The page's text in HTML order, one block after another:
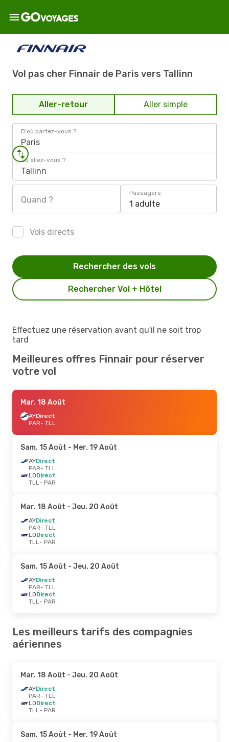
Vol pas cher Finnair de Paris vers Tallinn
Aller-retour Aller simple
D'où partez-vous ?
Paris
Où allez-vous ?
Tallinn
Quand ?
Passagers
1 adulte
Vols directs
Rechercher Vol + Hôtel
Rechercher des vols
Effectuez une réservation avant qu'il ne soit trop
tard
Meilleures offres Finnair pour réserver
votre vol
Mar. 18 Août
AYDirect
PAR- TLL
Sam. 15 Août - Mer. 19 Août
AYDirect
PAR- TLL
LODirect
TLL- PAR
Mar. 18 Août - Jeu. 20 Août
AYDirect
PAR- TLL
LODirect
TLL- PAR
Sam. 15 Août - Jeu. 20 Août
AYDirect
PAR- TLL
LODirect
TLL- PAR
Les meilleurs tarifs des compagnies
aériennes
Mar. 18 Août - Jeu. 20 Août
AYDirect
PAR- TLL
LODirect
TLL- PAR
Sam. 15 Août - Mer. 19 Août